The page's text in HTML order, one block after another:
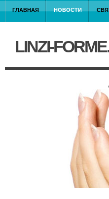
ГЛАВНАЯ НОВОСТИ
LINZI-